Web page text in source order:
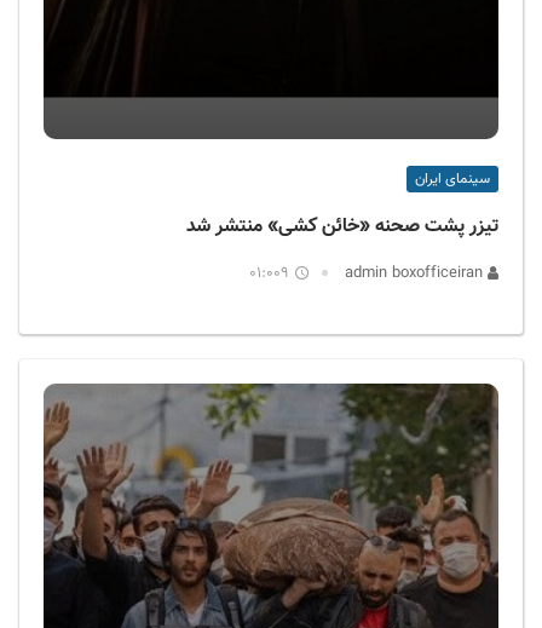
سینمای ایران
تیزر پشت صحنه «خائن کشی» منتشر شد
01:009